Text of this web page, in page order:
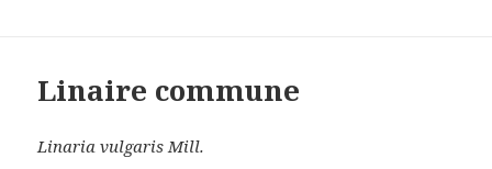
Linaire commune
Linaria vulgaris Mill.